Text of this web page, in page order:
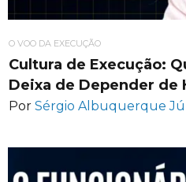
O VOO DA EXECUÇÃO
Cultura de Execução:
Deixa de Depender de
Por Sérgio Albuquerque